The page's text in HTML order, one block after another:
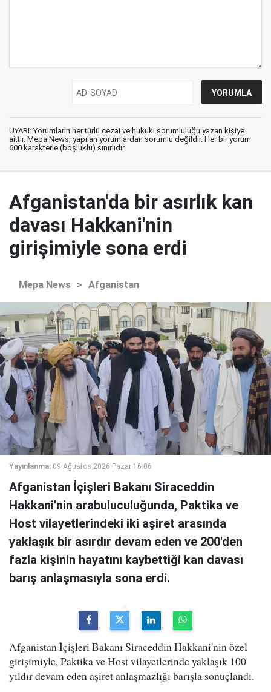
UYARI: Yorumların her türlü cezai ve hukuki sorumluluğu yazan kişiye
aittir. Mepa News, yapılan yorumlardan sorumlu değildir. Her bir yorum
600 karakterle (boşluklu) sınırlıdır.
Afganistan'da bir asırlık kan
davası Hakkani'nin
girişimiyle sona erdi
Mepa News > Afganistan
Yayınlanma: 09 Ağustos 2026 Pazar 16:06
Afganistan İçişleri Bakanı Siraceddin
Hakkani'nin arabuluculuğunda, Paktika ve
Host vilayetlerindeki iki aşiret arasında
yaklaşık bir asırdır devam eden ve 200'den
fazla kişinin hayatını kaybettiği kan davası
barış anlaşmasıyla sona erdi.
Afganistan İçişleri Bakanı Siraceddin Hakkani'nin özel
girişimiyle, Paktika ve Host vilayetlerinde yaklaşık 100
yıldır devam eden aşiret anlaşmazlığı barışla sonuçlandı.